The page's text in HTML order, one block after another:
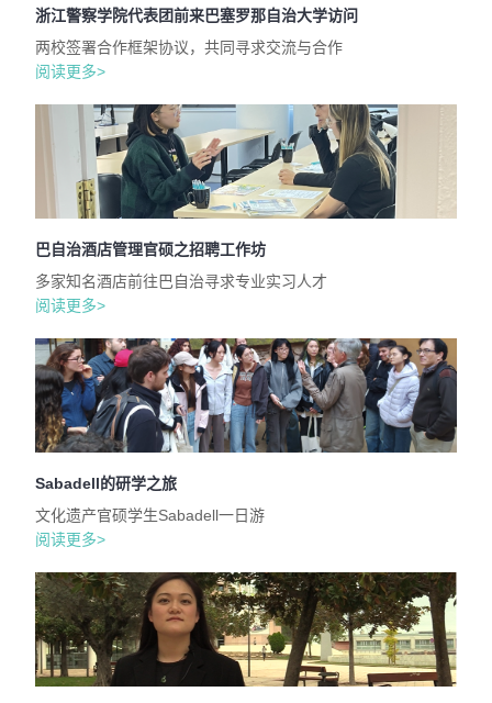
浙江警察学院代表团前来巴塞罗那自治大学访问
两校签署合作框架协议，共同寻求交流与合作
阅读更多>
巴自治酒店管理官硕之招聘工作坊
多家知名酒店前往巴自治寻求专业实习人才
阅读更多>
Sabadell的研学之旅
文化遗产官硕学生Sabadell一日游
阅读更多>